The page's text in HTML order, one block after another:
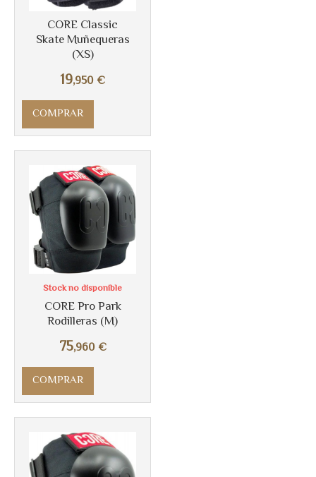
CORE Classic
Skate Muñequeras
(XS)
19,950 €
COMPRAR
CORE Pro Park
Rodilleras (M)
75,960 €
Stock no disponible
COMPRAR
Más info